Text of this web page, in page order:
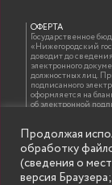
ОФЕРТА
Государственное
«Нижегородский
доводит до
электронного
должностных лиц.
подписанного
оформляется на
об электронной
ИНФОРМАЦИЯ ДЛЯ
Продолжая
обработку
(сведения о
версия